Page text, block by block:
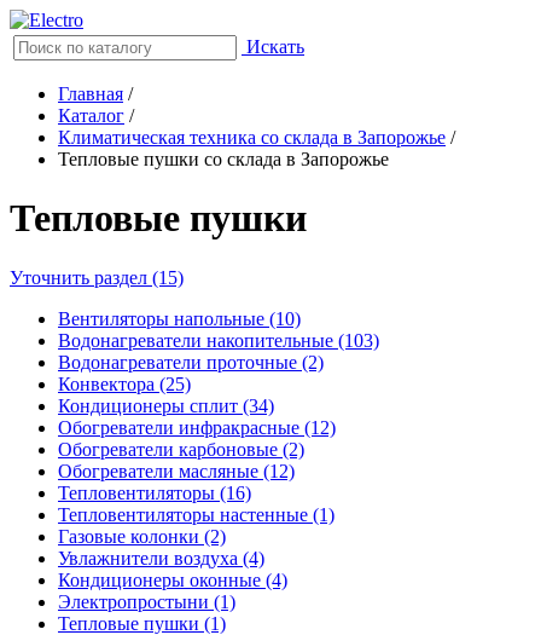
Искать
Главная /
Каталог /
Климатическая техника со склада в Запорожье /
Тепловые пушки со склада в Запорожье
Тепловые пушки
Уточнить раздел (15)
Вентиляторы напольные (10)
Водонагреватели накопительные (103)
Водонагреватели проточные (2)
Конвектора (25)
Кондиционеры сплит (34)
Обогреватели инфракрасные (12)
Обогреватели карбоновые (2)
Обогреватели масляные (12)
Тепловентиляторы (16)
Тепловентиляторы настенные (1)
Газовые колонки (2)
Увлажнители воздуха (4)
Кондиционеры оконные (4)
Электропростыни (1)
Тепловые пушки (1)